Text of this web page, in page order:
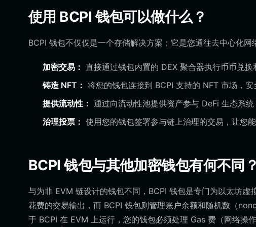
使用 BCPI 钱包可以做什么？
BCPI 钱包不仅仅是一个存储解决方案；它是您通往去中心化网
加密交易： 直接通过钱包内置的 DEX 聚合器执行币币兑换
铸造 NFT： 将您的钱包连接到 BCPI 支持的 NFT 市场，安
提供流动性： 通过向流动性池提供资产参与 DeFi 生态系
治理投票： 使用您的钱包签署参与链上治理的交易，让您
BCPI 钱包与其他加密钱包有何不同？
与为非 EVM 链设计的钱包不同，BCPI 钱包是专门为以太坊
花费的交易输出，而 BCPI 钱包则管理账户余额和随机数（
于 BCPI 在 EVM 上运行，您的钱包必须处理 Gas 费（网络操